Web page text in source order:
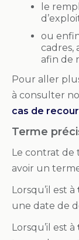
le
ou
cadres,
afin de
Pour aller
à consulter
cas de
Terme
Le contrat de
avoir un
Lorsqu’il est à
une date de
Lorsqu’il est à